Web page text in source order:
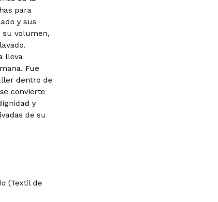
para
y sus
su volumen,
lleva
Fue
dentro de
convierte
y
de su
(Textil de